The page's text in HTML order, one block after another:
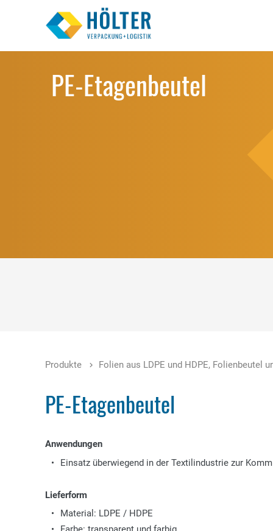
PE-Etagenbeutel
Produkte Folien aus LDPE und HDPE, Folienbeutel
PE-Etagenbeutel
Anwendungen
Einsatz überwiegend in der Textilindustrie zur
Lieferform
Material: LDPE / HDPE